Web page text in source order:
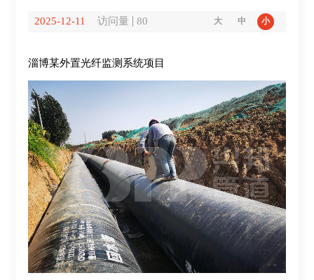
2025-12-11 访问量 80 大 中 小
淄博某外置光纤监测系统项目